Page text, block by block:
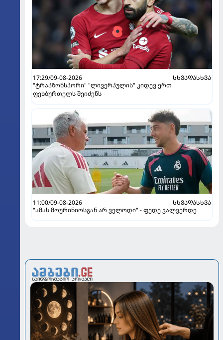
17:29/09-08-2026
ᲡᲮᲕᲐᲓᲐᲡᲮᲕᲐ
"ტრაპზონსპორი" "ლივერპულის" კიდევ ერთ
ფეხბურთელს შეიძენს
11:00/09-08-2026
ᲡᲮᲕᲐᲓᲐᲡᲮᲕᲐ
"ამას მოურინიოსგან არ ველოდი" - ფედე ვალვერდე